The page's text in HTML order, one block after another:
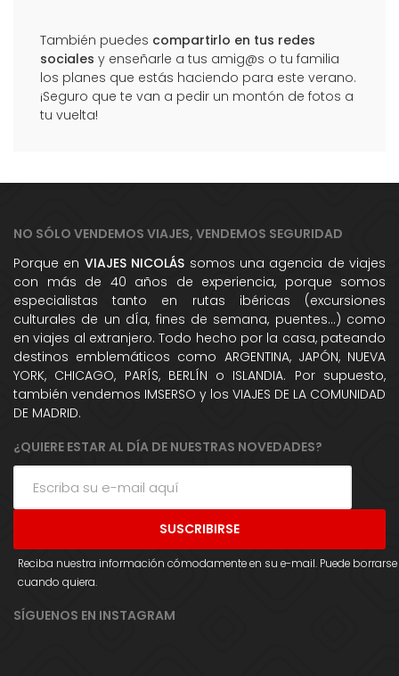
También puedes compartirlo en tus redes
sociales y enseñarle a tus amig@s o tu familia
los planes que estás haciendo para este verano.
¡Seguro que te van a pedir un montón de fotos a
tu vuelta!
NO SÓLO VENDEMOS VIAJES, VENDEMOS SEGURIDAD
Porque en VIAJES NICOLÁS somos una agencia de viajes
con más de 40 años de experiencia, porque somos
especialistas tanto en rutas ibéricas (excursiones
culturales de un dÍa, fines de semana, puentes...) como
en viajes al extranjero. Todo hecho por la casa, pateando
destinos emblemáticos como ARGENTINA, JAPÓN, NUEVA
YORK, CHICAGO, PARÍS, BERLÍN o ISLANDIA. Por supuesto,
también vendemos IMSERSO y los VIAJES DE LA COMUNIDAD
DE MADRID.
¿QUIERE ESTAR AL DÍA DE NUESTRAS NOVEDADES?
Reciba nuestra información cómodamente en su e-mail. Puede borrarse
cuando quiera.
SÍGUENOS EN INSTAGRAM